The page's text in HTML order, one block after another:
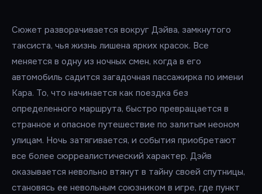
Сюжет разворачивается вокруг Дэйва, замкнутого
таксиста, чья жизнь лишена ярких красок. Все
меняется в одну из ночных смен, когда в его
автомобиль садится загадочная пассажирка по имени
Кара. То, что начинается как поездка без
определенного маршрута, быстро превращается в
странное и опасное путешествие по залитым неоном
улицам. Ночь затягивается, и события приобретают
все более сюрреалистический характер. Дэйв
оказывается невольно втянут в тайну своей спутницы,
становясь ее невольным союзником в игре, где пункт